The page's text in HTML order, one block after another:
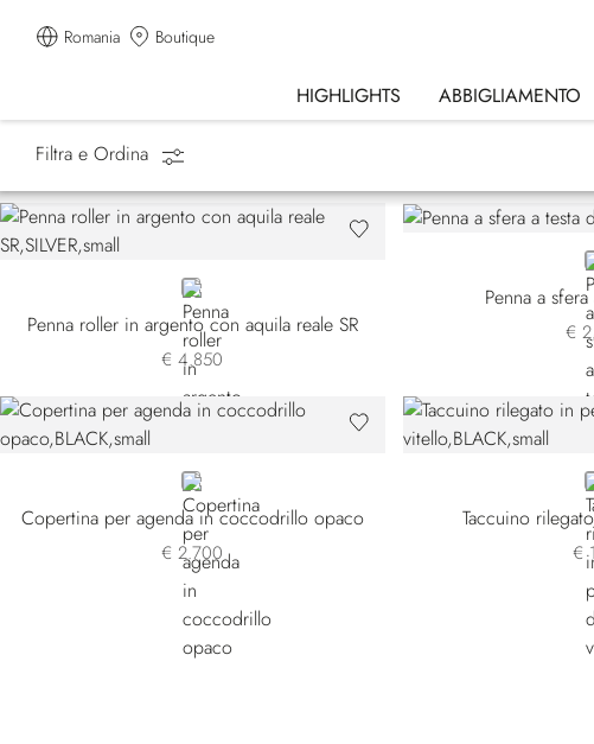
Romania Boutique
HIGHLIGHTS ABBIGLIAMENTO
Homepage Lifestyle
Filtra e Ordina
SILVER
Penna roller in argento con aquila reale SR
€ 4.850
Penna a
€
BLACK
Copertina per agenda in coccodrillo opaco
€ 2.700
Taccuino
€